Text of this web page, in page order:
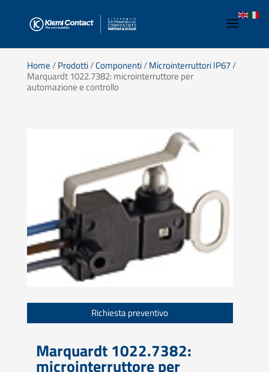
Home/Prodotti/Componenti/Microinterruttori IP67/
Marquardt 1022.7382: microinterruttore per
automazione e controllo
Richiesta preventivo
Marquardt 1022.7382:
microinterruttore per